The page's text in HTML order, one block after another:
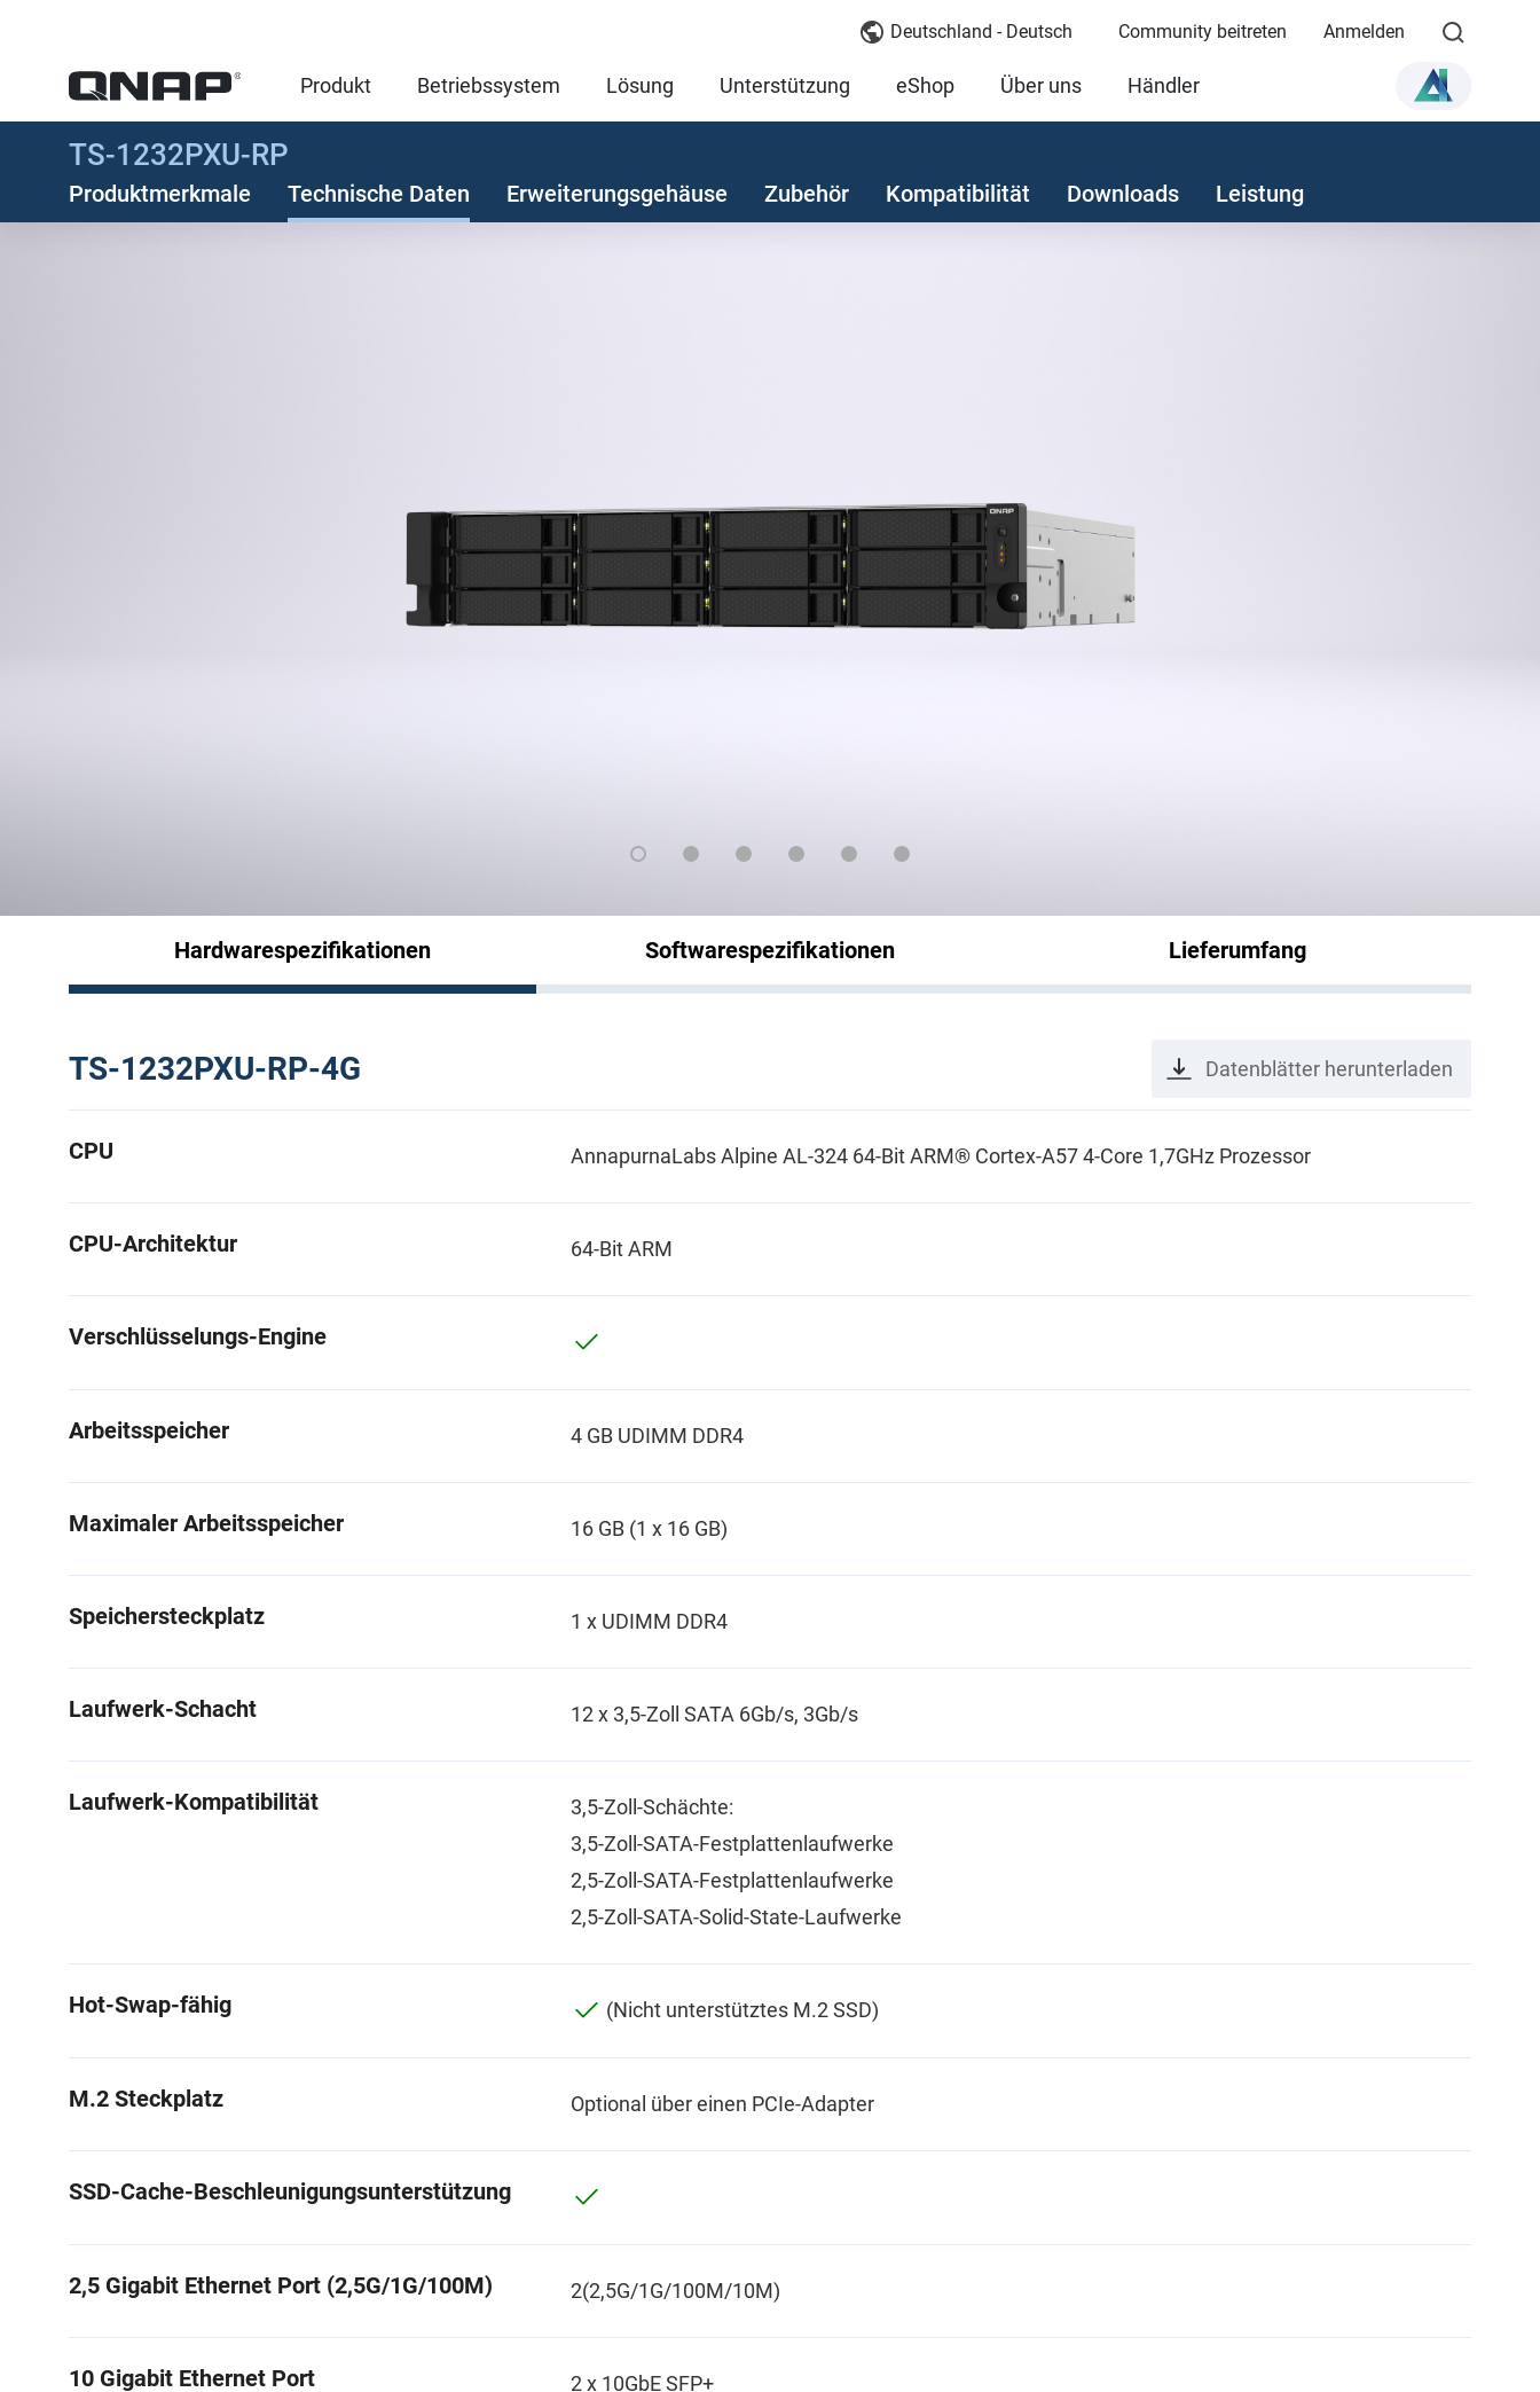
Deutschland - Deutsch Community beitreten Anmelden
Produkt Betriebssystem Lösung Unterstützung eShop Über uns Händler
TS-1232PXU-RP
Produktmerkmale Technische Daten Erweiterungsgehäuse Zubehör Kompatibilität Downloads Leistung
Hardwarespezifikationen Softwarespezifikationen Lieferumfang
TS-1232PXU-RP-4G Datenblätter herunterladen
CPU AnnapurnaLabs Alpine AL-324 64-Bit ARM® Cortex-A57 4-Core 1,7GHz Prozessor
CPU-Architektur 64-Bit ARM
Verschlüsselungs-Engine
Arbeitsspeicher 4 GB UDIMM DDR4
Maximaler Arbeitsspeicher 16 GB (1 x 16 GB)
Speichersteckplatz 1 x UDIMM DDR4
Laufwerk-Schacht 12 x 3,5-Zoll SATA 6Gb/s, 3Gb/s
Laufwerk-Kompatibilität
3,5-Zoll-Schächte:
3,5-Zoll-SATA-Festplattenlaufwerke
2,5-Zoll-SATA-Festplattenlaufwerke
2,5-Zoll-SATA-Solid-State-Laufwerke
Hot-Swap-fähig (Nicht unterstütztes M.2 SSD)
M.2 Steckplatz Optional über einen PCIe-Adapter
SSD-Cache-Beschleunigungsunterstützung
2,5 Gigabit Ethernet Port (2,5G/1G/100M) 2(2,5G/1G/100M/10M)
10 Gigabit Ethernet Port 2 x 10GbE SFP+